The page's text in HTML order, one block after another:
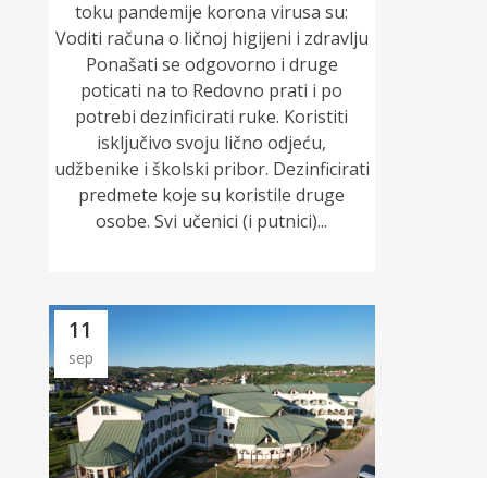
toku pandemije korona virusa su:
Voditi računa o ličnoj higijeni i zdravlju
Ponašati se odgovorno i druge
poticati na to Redovno prati i po
potrebi dezinficirati ruke. Koristiti
isključivo svoju lično odjeću,
udžbenike i školski pribor. Dezinficirati
predmete koje su koristile druge
osobe. Svi učenici (i putnici)...
11
sep